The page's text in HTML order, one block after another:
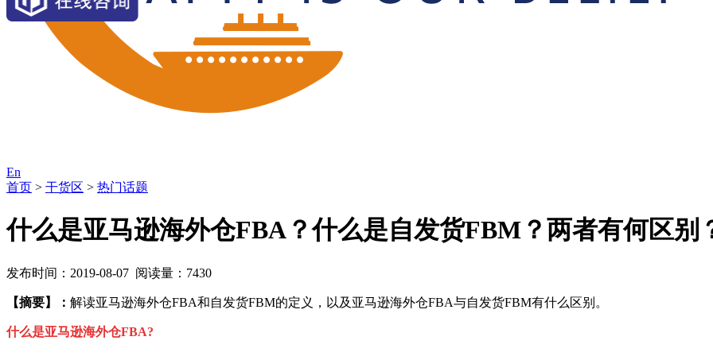
En
首页 > 干货区 > 热门话题
什么是亚马逊海外仓FBA？什么是自发货FBM？两者有何区别
发布时间：2019-08-07 阅读量：7430
【摘要】： 解读亚马逊海外仓FBA和自发货FBM的定义，以及亚马逊海外仓FBA与自发货FBM有什么区别。
什么是亚马逊海外仓FBA?